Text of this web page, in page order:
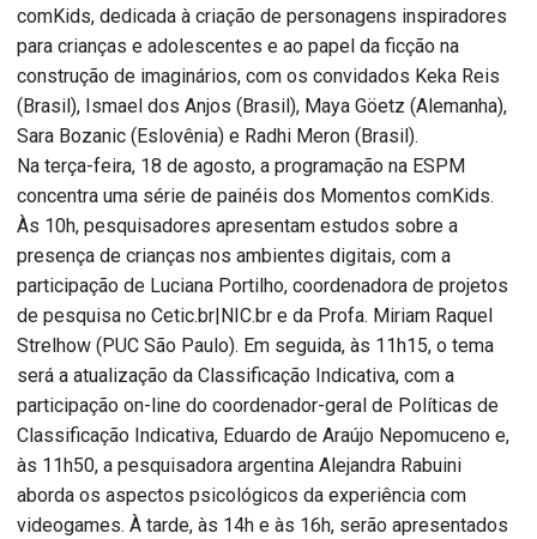
comKids, dedicada à criação de personagens inspiradores
para crianças e adolescentes e ao papel da ficção na
construção de imaginários, com os convidados Keka Reis
(Brasil), Ismael dos Anjos (Brasil), Maya Göetz (Alemanha),
Sara Bozanic (Eslovênia) e Radhi Meron (Brasil).
Na terça-feira, 18 de agosto, a programação na ESPM
concentra uma série de painéis dos Momentos comKids.
Às 10h, pesquisadores apresentam estudos sobre a
presença de crianças nos ambientes digitais, com a
participação de Luciana Portilho, coordenadora de projetos
de pesquisa no Cetic.br|NIC.br e da Profa. Miriam Raquel
Strelhow (PUC São Paulo). Em seguida, às 11h15, o tema
será a atualização da Classificação Indicativa, com a
participação on-line do coordenador-geral de Políticas de
Classificação Indicativa, Eduardo de Araújo Nepomuceno e,
às 11h50, a pesquisadora argentina Alejandra Rabuini
aborda os aspectos psicológicos da experiência com
videogames. À tarde, às 14h e às 16h, serão apresentados